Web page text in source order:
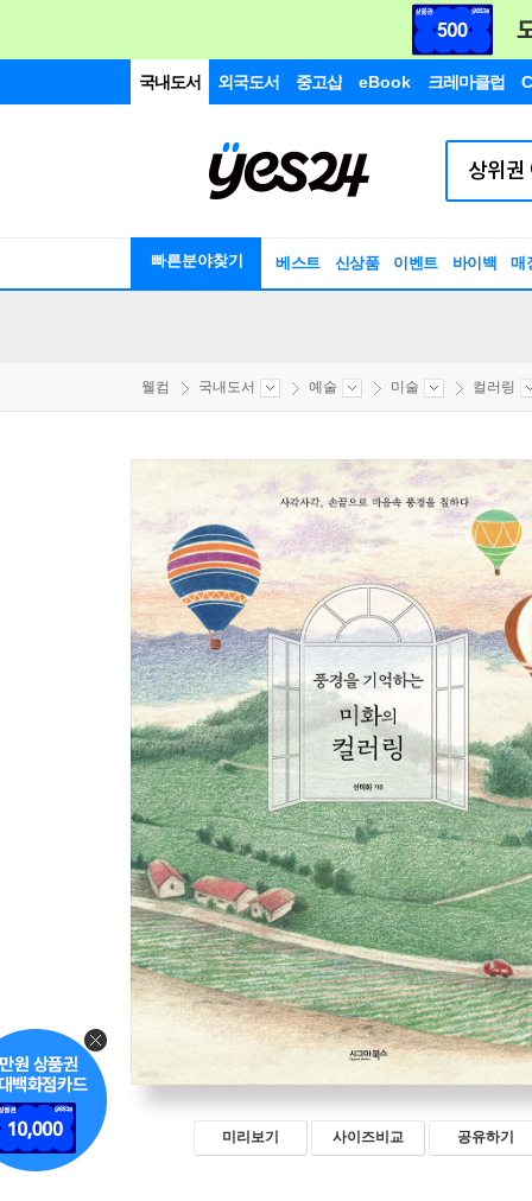
국내도서 외국도서 중고샵 eBook 크레마클럽
빠른분야찾기 베스트 신상품 이벤트 바이백 매
웰컴 국내도서 예술 미술 컬러링
미리보기 사이즈비교 공유하기